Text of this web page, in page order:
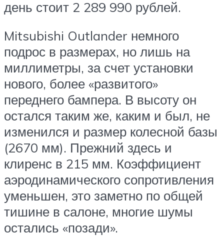
день стоит 2 289 990 рублей.
Mitsubishi Outlander немного
подрос в размерах, но лишь на
миллиметры, за счет установки
нового, более «развитого»
переднего бампера. В высоту он
остался таким же, каким и был, не
изменился и размер колесной базы
(2670 мм). Прежний здесь и
клиренс в 215 мм. Коэффициент
аэродинамического сопротивления
уменьшен, это заметно по общей
тишине в салоне, многие шумы
остались «позади».